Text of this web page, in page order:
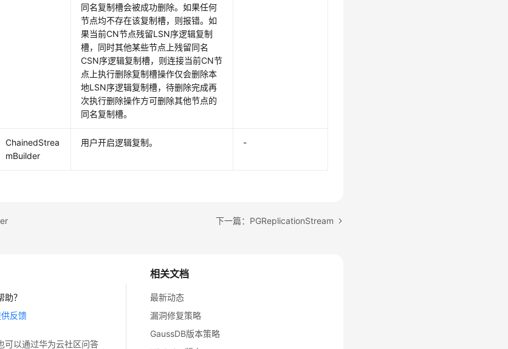
同名复制槽会被成功删除。如果任何
节点均不存在该复制槽，则报错。如
果当前CN节点残留LSN序逻辑复制
槽，同时其他某些节点上残留同名
CSN序逻辑复制槽，则连接当前CN节
点上执行删除复制槽操作仅会删除本
地LSN序逻辑复制槽，待删除完成再
次执行删除操作方可删除其他节点的
同名复制槽。
ChainedStrea
mBuilder
用户开启逻辑复制。 -
下一篇：PGReplicationStream
相关文档
最新动态
漏洞修复策略
GaussDB版本策略
？
反馈
可以通过华为云社区问答